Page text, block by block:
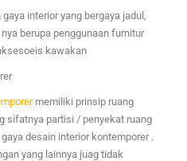
interior yang bergaya jadul,
berupa penggunaan furnitur
kawakan
memiliki prinsip ruang
sifatnya partisi / penyekat ruang
desain interior kontemporer .
yang lainnya juag tidak